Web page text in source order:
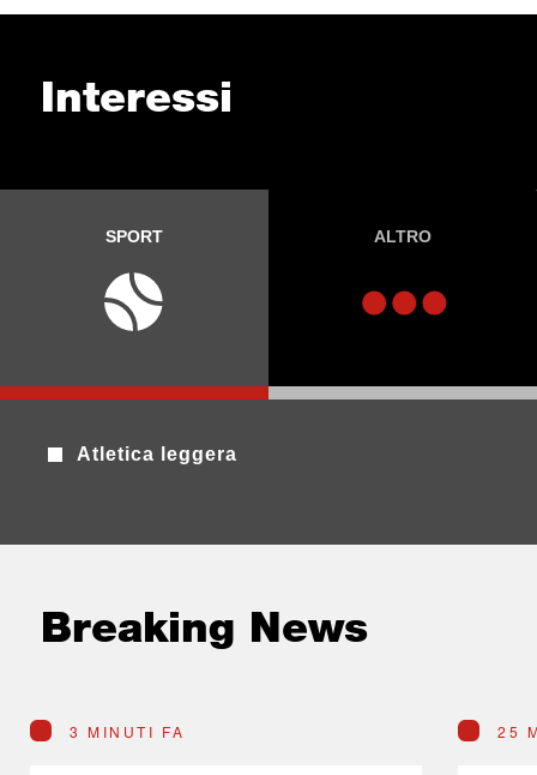
Interessi
SPORT ALTRO
Atletica leggera
Breaking News
3 MINUTI FA 25